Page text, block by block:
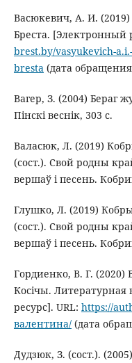
Васюкевич, А. И.
Бреста. [Электронный
brest.by/vasyukevich-
bresta (дата
Вагер, З. (2004) Бераг
Пінскі веснік, 303 с.
Валасюк, Л. (2019)
(сост.). Свой родны
вершаў і песень.
Глушко, Л. (2019)
(сост.). Свой родны
вершаў і песень.
Гордиенко, В. Г. (2020)
Косічы.
ресурс]. URL: https://
валентина/(дата
Дудзюк, З. (сост.).